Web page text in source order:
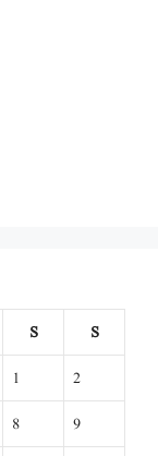
S
S
1
2
8
9